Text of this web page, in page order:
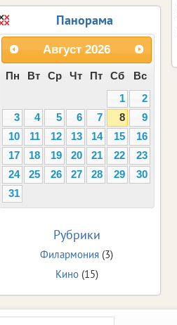
Панорама
Август 2026
Пн Вт Ср Чт Пт Сб
Вс
1
2
3
4 5 6 7 8
9
10
11 12 13 14 15
16
17
18 19 20 21 22
23
24
25 26 27 28 29
30
31
Рубрики
Филармония (3)
Кино(15)